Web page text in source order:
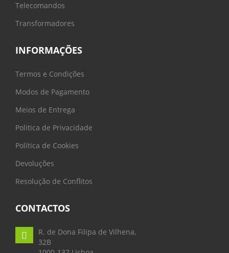
Telecomandos
Transformadores
INFORMAÇÕES
Termos e Condições
Modos de Pagamento
Meios de Entrega
Politica de Privacidade
Política de Cookies
Devoluções
Resolução de Conflitos
CONTACTOS
R. de Dona Filipa de Vilhena,
32B